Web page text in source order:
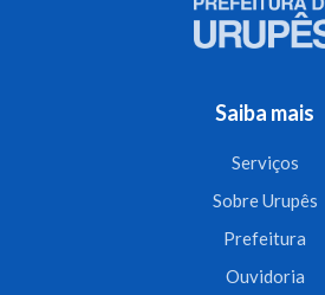
Saiba mais
Serviços
Sobre Urupês
Prefeitura
Ouvidoria